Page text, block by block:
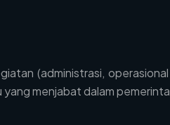
(administrasi,
menjabat dalam